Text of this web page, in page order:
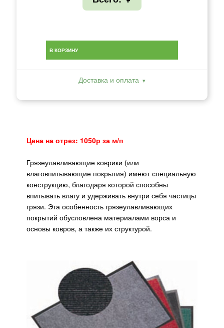
В КОРЗИНУ
Доставка и оплата
Цена на отрез: 1050р за м/п
Грязеулавливающие коврики (или
влаговпитывающие покрытия) имеют специальную
конструкцию, благодаря которой способны
впитывать влагу и удерживать внутри себя частицы
грязи. Эта особенность грязеулавливающих
покрытий обусловлена материалами ворса и
основы ковров, а также их структурой.